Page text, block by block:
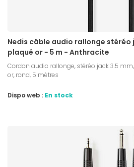
Nedis câble audio rallonge stéréo
plaqué or - 5 m - Anthracite
Cordon audio rallonge, stéréo jack 3.5
or, rond, 5 mètres
Dispo web : En stock